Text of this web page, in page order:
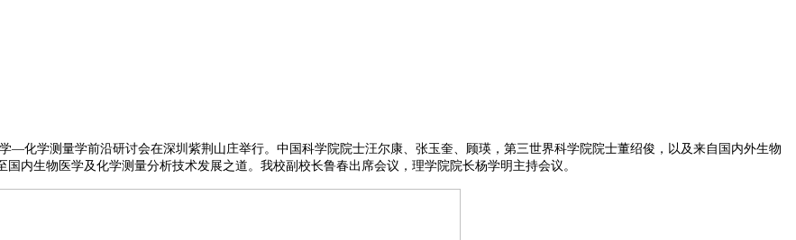
学测量学前沿研讨会在深圳紫荆山庄举行。中国科学院院士汪尔康、张玉奎、顾瑛，第三世界科学院院士董绍俊，以及来自国内外生物
内生物医学及化学测量分析技术发展之道。我校副校长鲁春出席会议，理学院院长杨学明主持会议。